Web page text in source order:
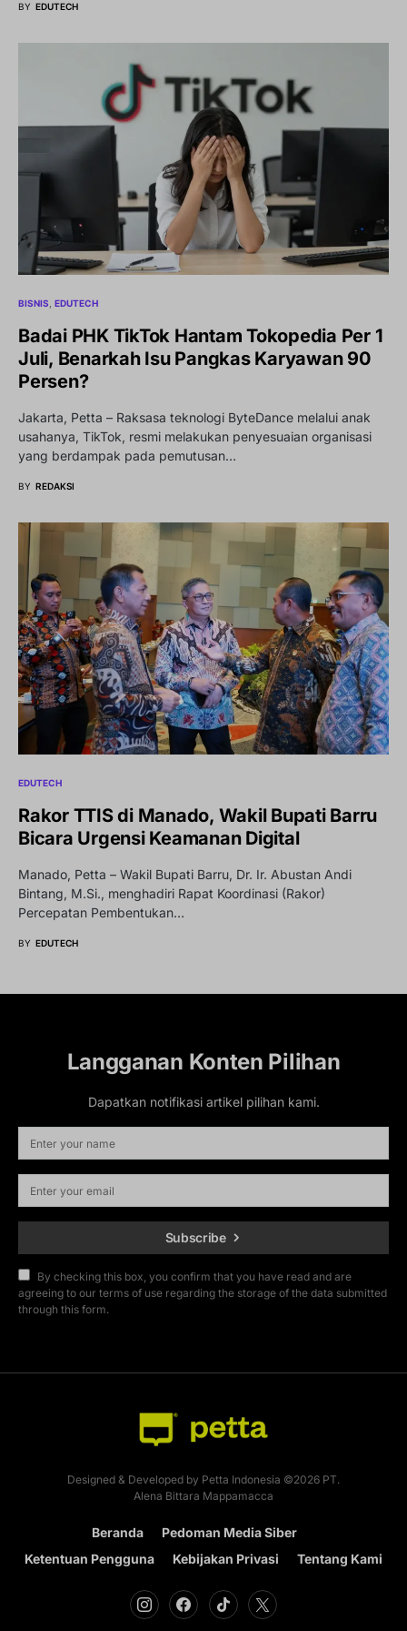
BY EDUTECH
BISNIS EDUTECH
Badai PHK TikTok Hantam Tokopedia Per 1
Juli, Benarkah Isu Pangkas Karyawan 90
Persen?
Jakarta, Petta – Raksasa teknologi ByteDance melalui anak
usahanya, TikTok, resmi melakukan penyesuaian organisasi
yang berdampak pada pemutusan…
BY REDAKSI
EDUTECH
Rakor TTIS di Manado, Wakil Bupati Barru
Bicara Urgensi Keamanan Digital
Manado, Petta – Wakil Bupati Barru, Dr. Ir. Abustan Andi
Bintang, M.Si., menghadiri Rapat Koordinasi (Rakor)
Percepatan Pembentukan…
BY EDUTECH
Langganan Konten Pilihan
Dapatkan notifikasi artikel pilihan kami.
Subscribe
By checking this box, you confirm that you have read and are
agreeing to our terms of use regarding the storage of the data submitted
through this form.
Designed & Developed by Petta Indonesia ©2026 PT.
Alena Bittara Mappamacca
Beranda
Pedoman Media Siber
Ketentuan Pengguna
Kebijakan Privasi Tentang Kami